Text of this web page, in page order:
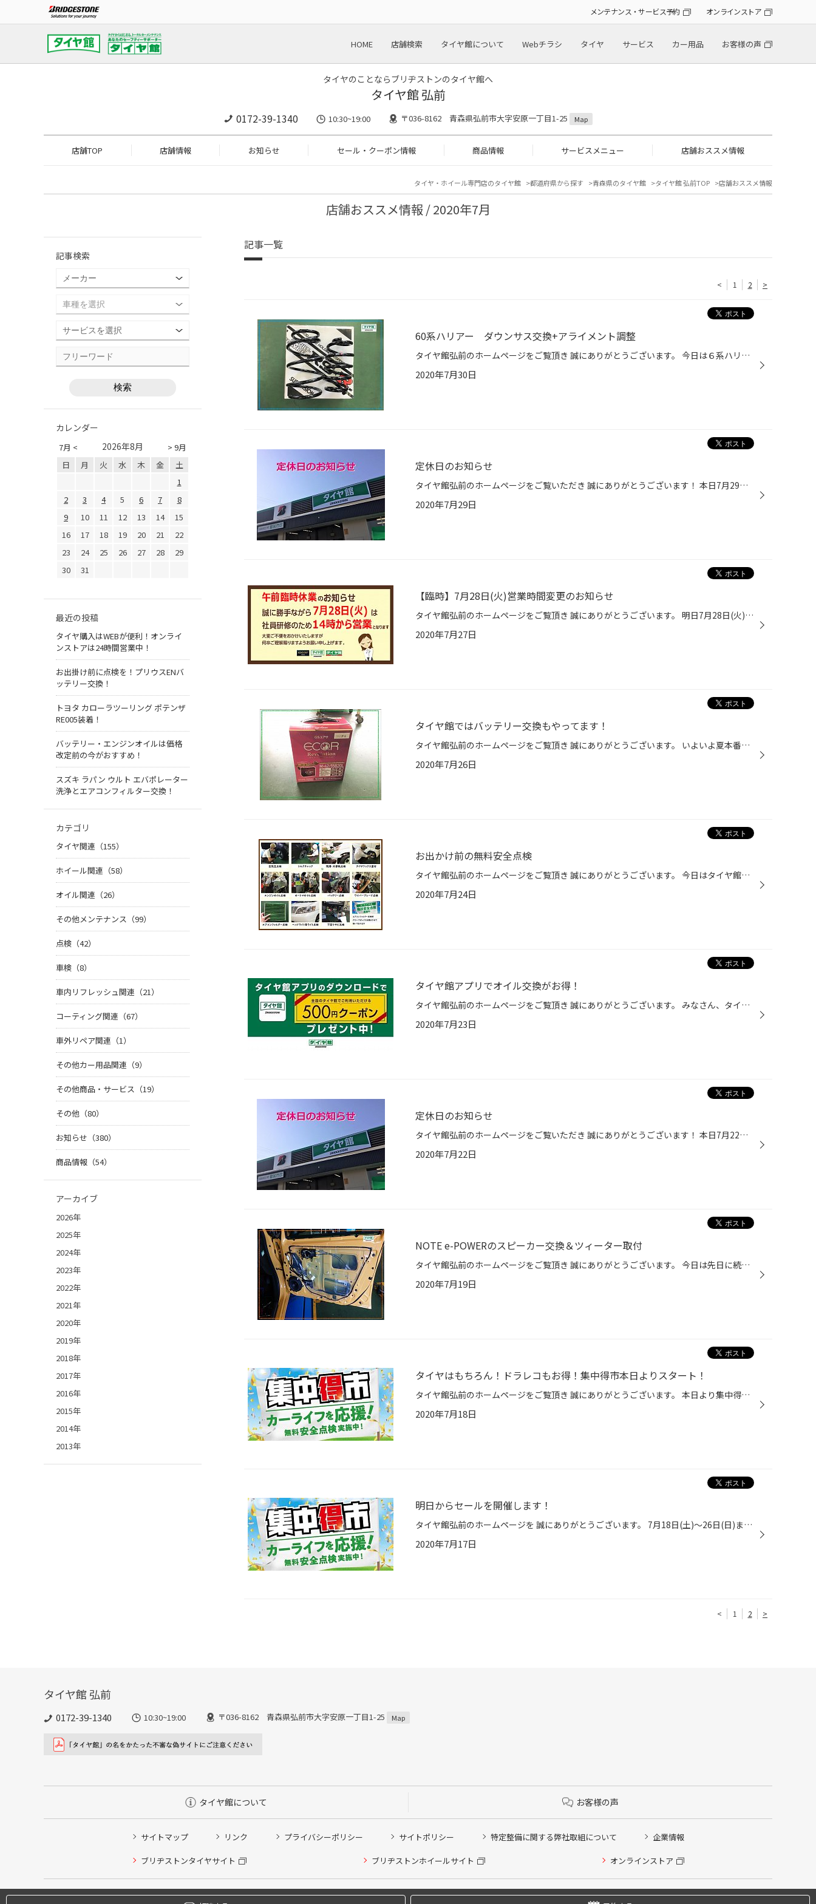
メンテナンス・サービス予約 オンラインストア
HOME 店舗検索 タイヤ館について Webチラシ タイヤ サービス カー用品 お客様の声
タイヤのことならブリヂストンのタイヤ館へ
タイヤ館 弘前
0172-39-1340 10:30~19:00 〒036-8162 青森県弘前市大字安原一丁目1-25 Map
店舗TOP 店舗情報 お知らせ セール・クーポン情報 商品情報 サービスメニュー 店舗おススメ情報
タイヤ・ホイール専門店のタイヤ館 都道府県から探す 青森県のタイヤ館 タイヤ館 弘前TOP 店舗おススメ情報
店舗おススメ情報 / 2020年7月
記事一覧
< 1 2 >
60系ハリアー ダウンサス交換+アライメント調整
タイヤ館弘前のホームページをご覧頂き 誠にありがとうございます。 今日は６系ハリアーのダウンサス交換をご紹介いたします。 今回取付したのはRS★RのRS★Rダウン ダウン幅は25㎜～30㎜です。 まずフロントのバネを交換し取り付けます。 続いてリアの交換。 最後にしっかりアライメント調整で整えて...
2020年7月30日
定休日のお知らせ
タイヤ館弘前のホームページをご覧いただき 誠にありがとうございます！ 本日7月29日(水)は定休日のためお休みになります。 作業予約やお問い合わせ等は翌30日(木)以降にお願い致します。 お手数をお掛け致して申し訳ございませんが ご理解とご協力のほどよろしくお願い致します。
2020年7月29日
【臨時】7月28日(火)営業時間変更のお知らせ
タイヤ館弘前のホームページをご覧頂き 誠にありがとうございます。 明日7月28日(火)は社員研修のため、営業時間が変更となります。 営業時間：14：00～18：00 ご不便をおかけいたしますがよろしくお願い致します。
2020年7月27日
タイヤ館ではバッテリー交換もやってます！
タイヤ館弘前のホームページをご覧頂き 誠にありがとうございます。 いよいよ夏本番。日に日に暑さが厳しくなってきましたね。 夏の暑さや冬の寒さで起こる車のトラブルＮｏ.1はバッテリーです！ 特に最近のバッテリーはある日突然、前触れもなく上がります…。 炎天下の中、猛吹雪の中、外出先で上...
2020年7月26日
お出かけ前の無料安全点検
タイヤ館弘前のホームページをご覧頂き 誠にありがとうございます。 今日はタイヤ館弘前の無料安全点検のご紹介です！ 点検内容はコチラ 点検時間は15～20分ほどです。 雨の日はタイヤが滑りやすい？ ワイパーのふき取りが悪くて視界が悪い？ 気温が上がりバッテリーは大丈夫？ エアコンつけたらニ...
2020年7月24日
タイヤ館アプリでオイル交換がお得！
タイヤ館弘前のホームページをご覧頂き 誠にありがとうございます。 みなさん、タイヤ館アプリのご登録はお済でしょうか？ タイヤ館アプリとは？ ①メンテナンス履歴をいつでもスマホでチェック出来ます。 ②メンテンス時期が来たらアプリがお知らせしてくれます。 ③セールの情報やクーポンがゲット出...
2020年7月23日
定休日のお知らせ
タイヤ館弘前のホームページをご覧いただき 誠にありがとうございます！ 本日7月22日(水)は定休日のためお休みになります。 作業予約やお問い合わせ等は翌23日(木)以降にお願い致します。 お手数をお掛け致して申し訳ございませんが ご理解とご協力のほどよろしくお願い致します。
2020年7月22日
NOTE e-POWERのスピーカー交換＆ツィーター取付
タイヤ館弘前のホームページをご覧頂き 誠にありがとうございます。 今日は先日に続き、NOTE e-POWERのスピーカー交換と ツィーター取付をご紹介いたします。 商品はオーナー様の前の車にご使用していた商品の載せ替えで スピーカー、ツィーター共にアルパイン製です。 まずは内張を丁寧に外します...
2020年7月19日
タイヤはもちろん！ドラレコもお得！集中得市本日よりスタート！
タイヤ館弘前のホームページをご覧頂き 誠にありがとうございます。 本日より集中得市開催です！ 夏タイヤはもちろん、スタッドレスタイヤ、アルミホイール メンテナンス用品と色々お得になっております。 詳しくはチラシを要チェック↓↓ 7/18～7/26 集中得市チラシ また、ドライブレコーダーをご検...
2020年7月18日
明日からセールを開催します！
タイヤ館弘前のホームページを 誠にありがとうございます。 7月18日(土)～26日(日)までセールを開催します！ 夏タイヤはもちろん、スタッドレスタイヤ、アルミホイール、 メンテナンス用品までとってもお得になっております。 詳しくはコチラのチラシを要チェック！ 7/18～7/26 集中得市チラシ みな...
2020年7月17日
< 1 2 >
記事検索
カレンダー
7月 < > 9月
2026年8月
日 月 火 水 木 金
土
1
2
3 4 5 6 7
8
9
10 11 12 13 14
15
16
17 18 19 20 21
22
23
24 25 26 27 28
29
30
31
最近の投稿
タイヤ購入はWEBが便利！オンライ
ンストアは24時間営業中！
お出掛け前に点検を！プリウスENバ
ッテリー交換！
トヨタ カローラツーリング ポテンザ
RE005装着！
バッテリー・エンジンオイルは価格
改定前の今がおすすめ！
スズキ ラパン ウルト エバポレーター
洗浄とエアコンフィルター交換！
カテゴリ
タイヤ関連（155）
ホイール関連（58）
オイル関連（26）
その他メンテナンス（99）
点検（42）
車検（8）
車内リフレッシュ関連（21）
コーティング関連（67）
車外リペア関連（1）
その他カー用品関連（9）
その他商品・サービス（19）
その他（80）
お知らせ（380）
商品情報（54）
アーカイブ
2026年
2025年
2024年
2023年
2022年
2021年
2020年
2019年
2018年
2017年
2016年
2015年
2014年
2013年
タイヤ館 弘前
0172-39-1340 10:30~19:00 〒036-8162 青森県弘前市大字安原一丁目1-25 Map
タイヤ館について お客様の声
サイトマップ リンク プライバシーポリシー サイトポリシー 特定整備に関する弊社取組について 企業情報
ブリヂストンタイヤサイト ブリヂストンホイールサイト オンラインストア
タイヤ点検・安全点検/タイヤ履き替え/オイル交換/その他ピット作業の予約
クローク契約会員専用タイヤ履き替え※タイヤ履き替えを希望のクローク契約会員の方はこちらを選択ください
本日のタイヤ履き替え順番待ち予約 ※クローク契約会員の方はご利用いただけません